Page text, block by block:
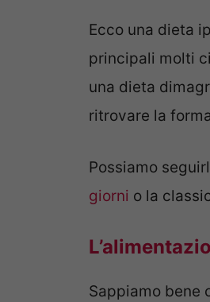
Ecco una dieta
principali molti
una dieta
ritrovare la
Possiamo
giorni o la
Sappiamo bene